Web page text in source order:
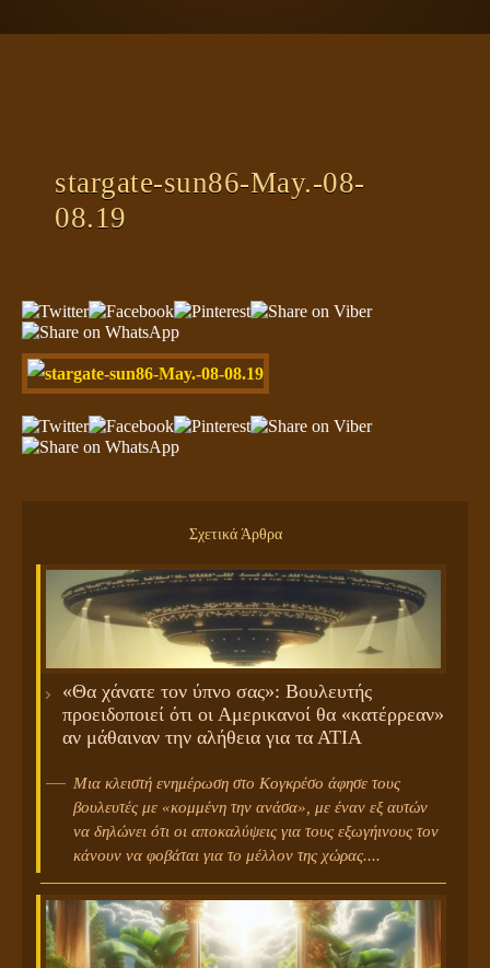
ΚΛΕΙΔΙΑ
stargate-sun86-May.-08-
08.19
Σχετικά Άρθρα
«Θα χάνατε τον ύπνο σας»: Βουλευτής
προειδοποιεί ότι οι Αμερικανοί θα «κατέρρεαν»
αν μάθαιναν την αλήθεια για τα ΑΤΙΑ
Μια κλειστή ενημέρωση στο Κογκρέσο άφησε τους
βουλευτές με «κομμένη την ανάσα», με έναν εξ αυτών
να δηλώνει ότι οι αποκαλύψεις για τους εξωγήινους τον
κάνουν να φοβάται για το μέλλον της χώρας....